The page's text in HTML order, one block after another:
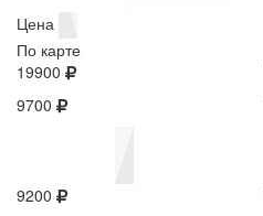
Цена
По карте
19900
9700
9200